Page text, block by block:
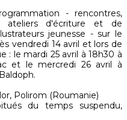
- rencontres,
ateliers d'écriture et de
jeunesse - sur le
vendredi 14 avril et lors de
: le mardi 25 avril à 18h30 à
et le mercredi 26 avril à
Polirom (Roumanie)
du temps suspendu,